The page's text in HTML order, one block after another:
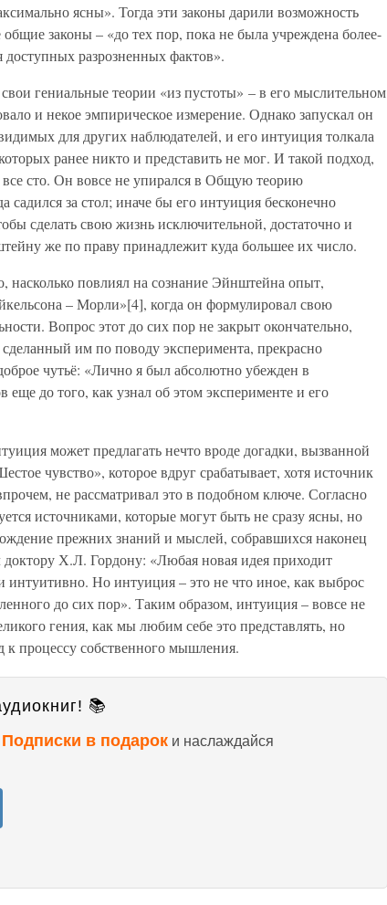
ясны». Тогда эти законы дарили возможность
законы – «до тех пор, пока не была учреждена более-
доступных разрозненных фактов».
гениальные теории «из пустоты» – в его мыслительном
и некое эмпирическое измерение. Однако запускал он
для других наблюдателей, и его интуиция толкала
ранее никто и представить не мог. И такой подход,
сто. Он вовсе не упирался в Общую теорию
садился за стол; иначе бы его интуиция бесконечно
сделать свою жизнь исключительной, достаточно и
же по праву принадлежит куда большее их число.
насколько повлиял на сознание Эйнштейна опыт,
– Морли»[4], когда он формулировал свою
Вопрос этот до сих пор не закрыт окончательно,
им по поводу эксперимента, прекрасно
чутьё: «Лично я был абсолютно убежден в
до того, как узнал об этом эксперименте и его
может предлагать нечто вроде догадки, вызванной
чувство», которое вдруг срабатывает, хотя источник
не рассматривал это в подобном ключе. Согласно
источниками, которые могут быть не сразу ясны, но
прежних знаний и мыслей, собравшихся наконец
Х.Л. Гордону: «Любая новая идея приходит
Но интуиция – это не что иное, как выброс
до сих пор». Таким образом, интуиция – вовсе не
гения, как мы любим себе это представлять, но
процессу собственного мышления.
📚
в подарок и наслаждайся